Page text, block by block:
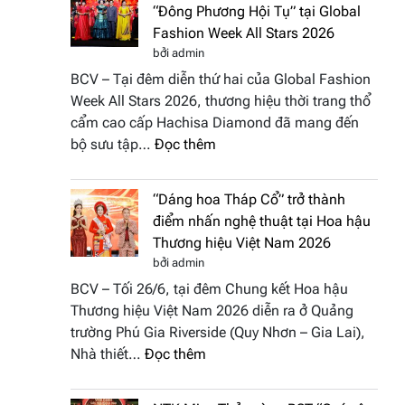
“Đông Phương Hội Tụ” tại Global
Fashion Week All Stars 2026
bởi admin
BCV – Tại đêm diễn thứ hai của Global Fashion
Week All Stars 2026, thương hiệu thời trang thổ
cẩm cao cấp Hachisa Diamond đã mang đến
bộ sưu tập… Đọc thêm
đưa
hồn
Việt
“Đông
Phương
Hội
“Dáng hoa Tháp Cổ” trở thành
điểm nhấn nghệ thuật tại Hoa hậu
Thương hiệu Việt Nam 2026
bởi admin
BCV – Tối 26/6, tại đêm Chung kết Hoa hậu
Thương hiệu Việt Nam 2026 diễn ra ở Quảng
trường Phú Gia Riverside (Quy Nhơn – Gia Lai),
Nhà thiết… Đọc thêm